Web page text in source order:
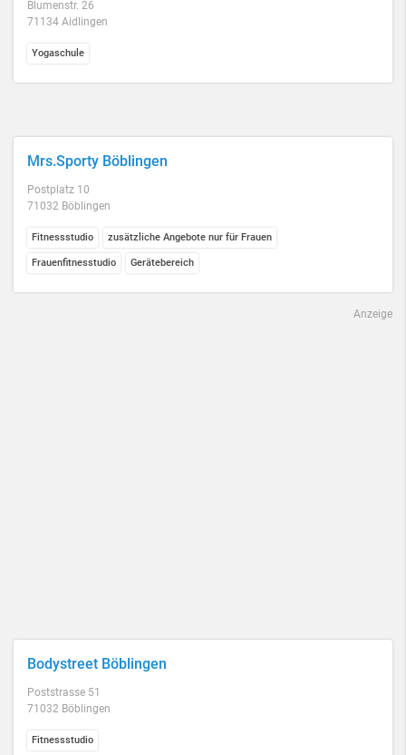
Blumenstr. 26
71134 Aidlingen
Yogaschule
Mrs.Sporty Böblingen
Postplatz 10
71032 Böblingen
Fitnessstudio zusätzliche Angebote nur für Frauen
Frauenfitnesstudio Gerätebereich
Anzeige
Bodystreet Böblingen
Poststrasse 51
71032 Böblingen
Fitnessstudio